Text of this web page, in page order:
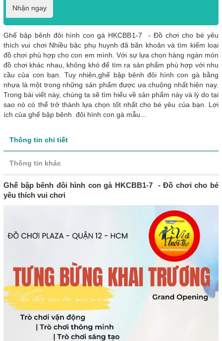
Nhận ngay
Ghế bập bênh đôi hình con gà HKCBB1-7 - Đồ chơi cho bé yêu
thích vui chơi Nhiều bậc phụ huynh đã băn khoăn và tìm kiếm loại
đồ chơi phù hợp cho con em mình. Với sự lựa chọn hàng ngàn món
đồ chơi khác nhau, không khó để tìm ra sản phẩm phù hợp với nhu
cầu của con bạn. Tuy nhiên,ghế bập bênh đôi hình con gà bằng
nhựa là một trong những sản phẩm được ưa chuộng nhất hiện nay.
Trong bài viết này, chúng ta sẽ tìm hiểu về sản phẩm này và lý do tại
sao nó có thể trở thành lựa chọn tốt nhất cho bé yêu của bạn. Lợi
ích của ghế bập bênh đôi hình con gà mẫu...
Thông tin chi tiết
Thông tin khác
Ghế bập bênh đôi hình con gà HKCBB1-7 - Đồ chơi cho bé
yêu thích vui chơi